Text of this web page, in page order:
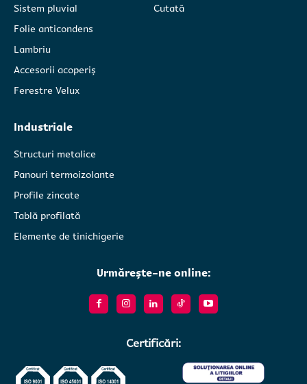
Sistem pluvial
Folie anticondens
Lambriu
Accesorii acoperiș
Ferestre Velux
Cutată
Industriale
Structuri metalice
Panouri termoizolante
Profile zincate
Tablă profilată
Elemente de tinichigerie
Urmărește-ne online:
Certificări: